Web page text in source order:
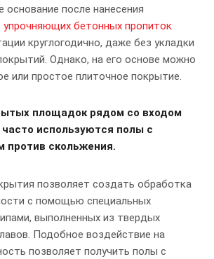
после нанесения
бетонных пропиток
круглогодично, даже без укладки
Однако, на его основе можно
или простое плиточное покрытие.
площадок рядом со входом
используются полы с
против скольжения.
позволяет создать обработка
с помощью специальных
выполненных из твердых
Подобное воздействие на
позволяет получить полы с